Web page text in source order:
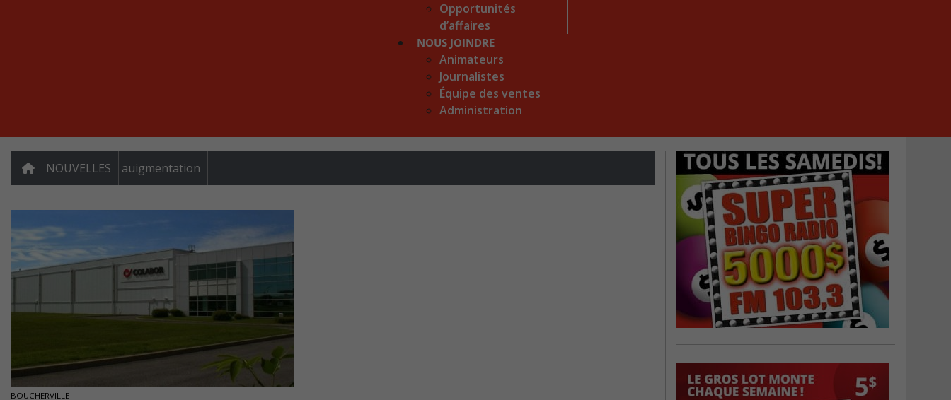
Opportunités
d’affaires
NOUS JOINDRE
Animateurs
Journalistes
Équipe des ventes
Administration
NOUVELLES auigmentation
BOUCHERVILLE